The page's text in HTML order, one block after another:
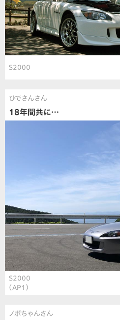
S2000
ひでさんさん
18年間共に…
S2000
（AP1）
ノボちゃんさん